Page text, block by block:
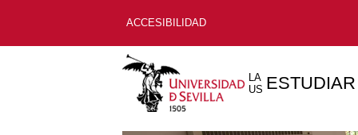
ACCESIBILIDAD
LA
US ESTUDIAR